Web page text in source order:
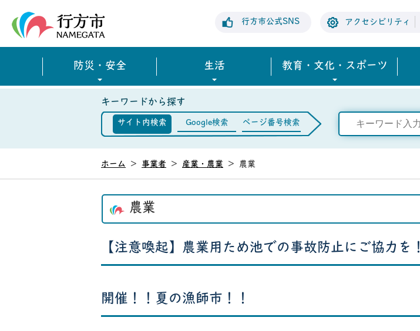
行方市公式SNS アクセシビリティ
防災・安全 生活 教育・文化・スポーツ
キーワードから探す
サイト内検索 Google検索 ページ番号検索
ホーム > 事業者 > 産業・農業 > 農業
農業
【注意喚起】農業用ため池での事故防止にご協力を！
開催！！夏の漁師市！！